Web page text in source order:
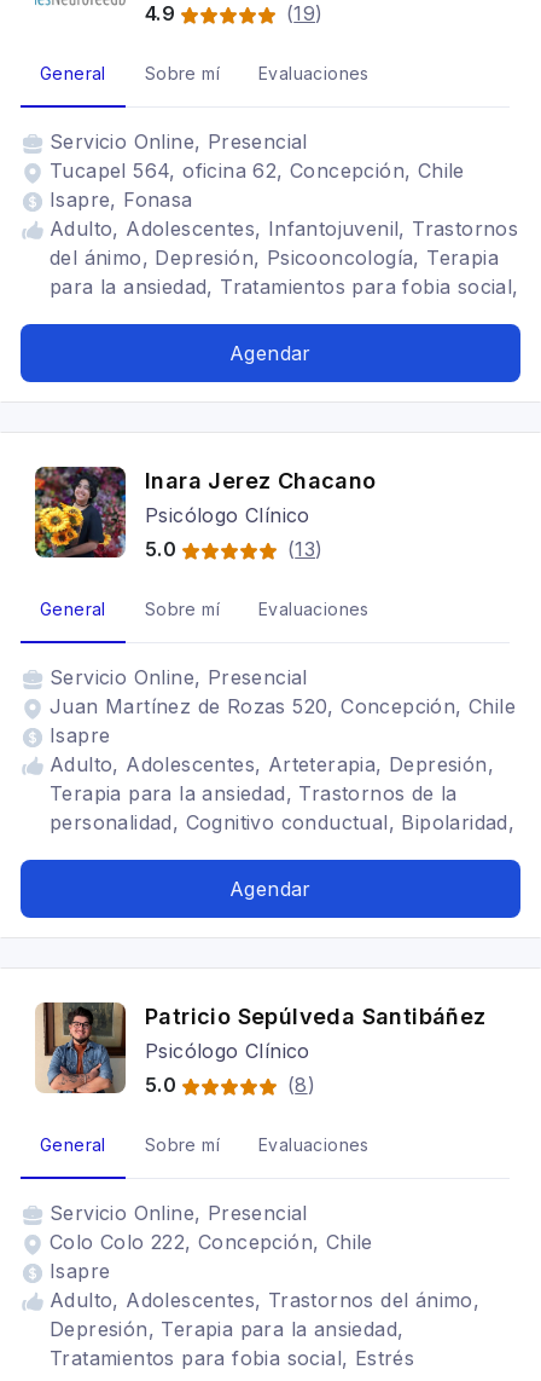
4.9
(19)
General Sobre mí Evaluaciones
Servicio Online, Presencial
Tucapel 564, oficina 62, Concepción, Chile
Isapre, Fonasa
Adulto, Adolescentes, Infantojuvenil, Trastornos
del ánimo, Depresión, Psicooncología, Terapia
para la ansiedad, Tratamientos para fobia social,
Neurofeedback, Trastornos alimenticios TCA,
Agendar
Inara Jerez Chacano
Psicólogo Clínico
5.0
(13)
General Sobre mí Evaluaciones
Servicio Online, Presencial
Juan Martínez de Rozas 520, Concepción, Chile
Isapre
Adulto, Adolescentes, Arteterapia, Depresión,
Terapia para la ansiedad, Trastornos de la
personalidad, Cognitivo conductual, Bipolaridad,
terapia narrativa, transición, Niños,
Agendar
Patricio Sepúlveda Santibáñez
Psicólogo Clínico
5.0
(8)
General Sobre mí Evaluaciones
Servicio Online, Presencial
Colo Colo 222, Concepción, Chile
Isapre
Adulto, Adolescentes, Trastornos del ánimo,
Depresión, Terapia para la ansiedad,
Tratamientos para fobia social, Estrés